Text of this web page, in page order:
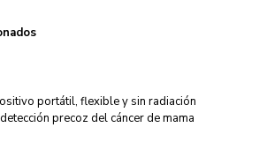
portátil, flexible y sin radiación
precoz del cáncer de mama